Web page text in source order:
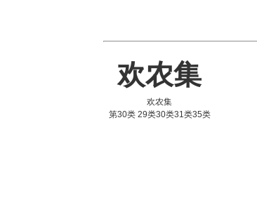
欢农集
欢农集
第30类 29类30类31类35类